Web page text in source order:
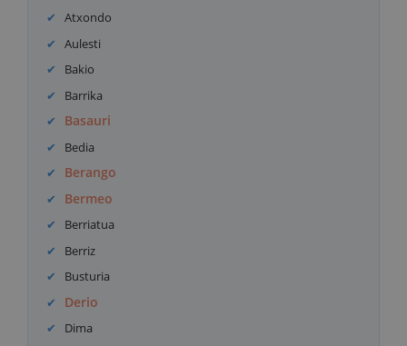
Atxondo
Aulesti
Bakio
Barrika
Basauri
Bedia
Berango
Bermeo
Berriatua
Berriz
Busturia
Derio
Dima